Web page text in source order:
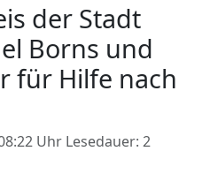
der Stadt
Borns und
für Hilfe nach
Uhr Lesedauer: 2